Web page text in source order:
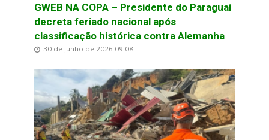
GWEB NA COPA – Presidente do Paraguai
decreta feriado nacional após
classificação histórica contra Alemanha
30 de junho de 2026 09:08